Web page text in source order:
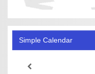
Simple Calendar